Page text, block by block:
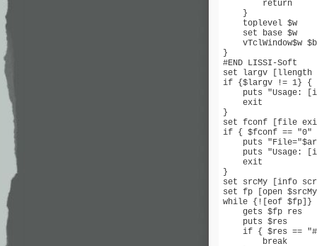
    }
    toplevel $w
    set base $w
vTclWindow$w
}
#END LISSI-Soft
set largv [llength
if {$largv != 1} {
puts "Usage:
    exit
}
set fconf [file
if { $fconf ==
puts
puts "Usage:
    exit
}
set srcMy [info
set fp [open
while {![eof $fp]}
    gets $fp res
    puts $res
if { $res ==